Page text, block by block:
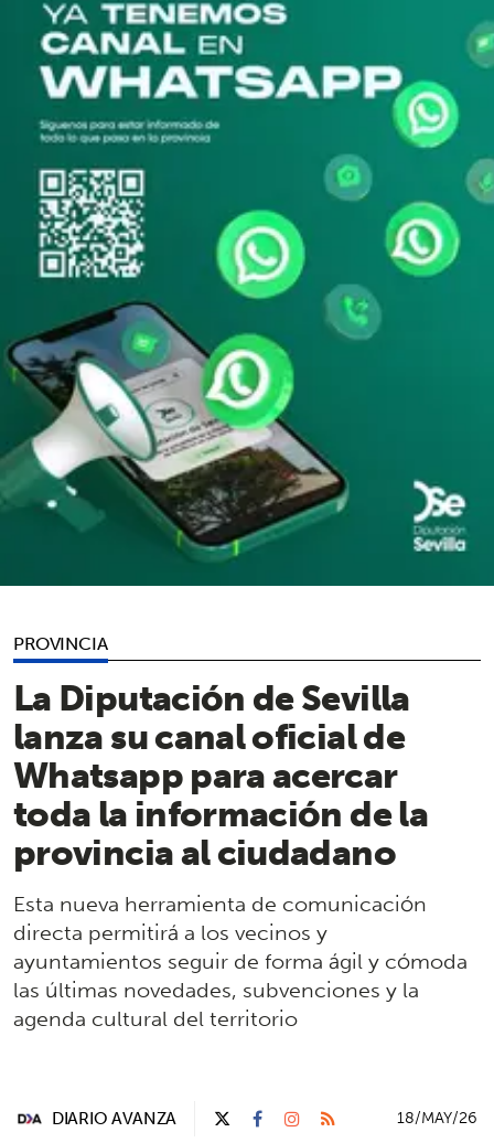
PROVINCIA
La Diputación de Sevilla
lanza su canal oficial de
Whatsapp para acercar
toda la información de la
provincia al ciudadano
Esta nueva herramienta de comunicación
directa permitirá a los vecinos y
ayuntamientos seguir de forma ágil y cómoda
las últimas novedades, subvenciones y la
agenda cultural del territorio
DIARIO AVANZA 18/MAY/26